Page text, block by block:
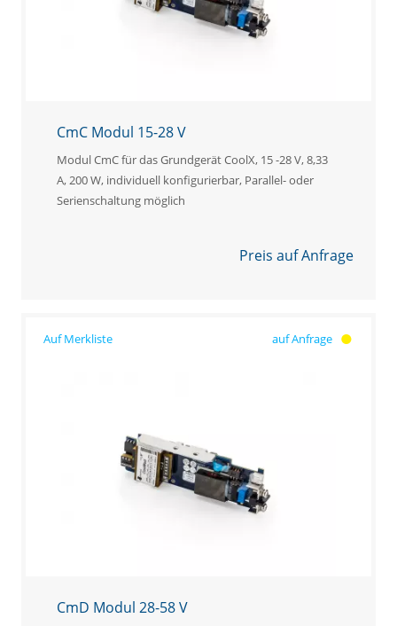
CmC Modul 15-28 V
Modul CmC für das Grundgerät CoolX, 15 -28 V, 8,33
A, 200 W, individuell konfigurierbar, Parallel- oder
Serienschaltung möglich
Preis auf Anfrage
auf Anfrage
CmD Modul 28-58 V